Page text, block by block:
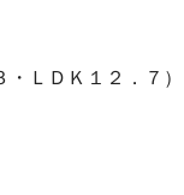
ＬＤＫ１２．７）